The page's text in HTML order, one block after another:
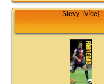
Slevy [více]